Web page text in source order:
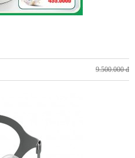
9.500.000 đ